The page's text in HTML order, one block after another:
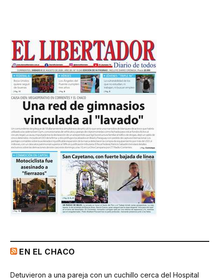
EN EL CHACO
Detuvieron a una pareja con un cuchillo cerca del Hospital